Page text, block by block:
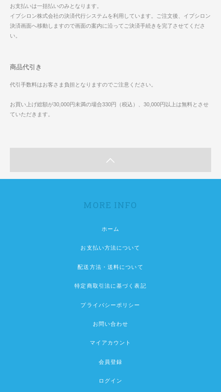
お支払いは一括払いのみとなります。
イプシロン株式会社の決済代行システムを利用しています。ご注文後、イプシロン
決済画面へ移動しますので画面の案内に沿ってご決済手続きを完了させてくださ
い。
商品代引き
代引手数料はお客さま負担となりますのでご注意ください。
お買い上げ総額が30,000円未満の場合330円（税込）、30,000円以上は無料とさせ
ていただきます。
MORE INFO
ホーム
お支払い方法について
配送方法・送料について
特定商取引法に基づく表記
プライバシーポリシー
お問い合わせ
マイアカウント
会員登録
ログイン